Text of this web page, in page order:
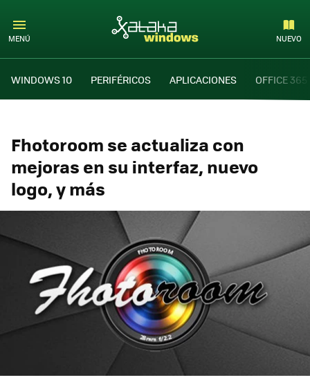
MENÚ NUEVO
WINDOWS 10 PERIFÉRICOS APLICACIONES OFFICE 365
Fhotoroom se actualiza con
mejoras en su interfaz, nuevo
logo, y más